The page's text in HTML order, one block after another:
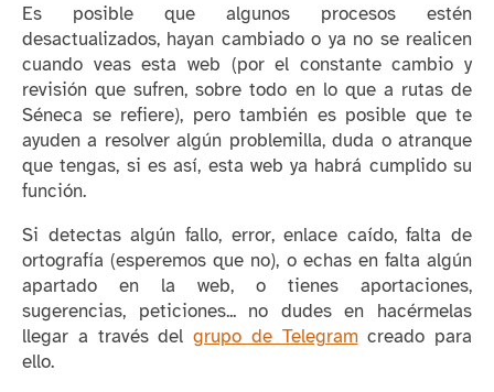
Es posible que algunos procesos estén
desactualizados, hayan cambiado o ya no se realicen
cuando veas esta web (por el constante cambio y
revisión que sufren, sobre todo en lo que a rutas de
Séneca se refiere), pero también es posible que te
ayuden a resolver algún problemilla, duda o atranque
que tengas, si es así, esta web ya habrá cumplido su
función.
Si detectas algún fallo, error, enlace caído, falta de
ortografía (esperemos que no), o echas en falta algún
apartado en la web, o tienes aportaciones,
sugerencias, peticiones... no dudes en hacérmelas
llegar a través del grupo de Telegramcreado para
ello.